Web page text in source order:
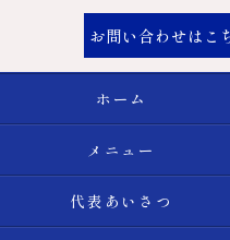
お問い合わせはこ
ホーム
メニュー
代表あいさつ